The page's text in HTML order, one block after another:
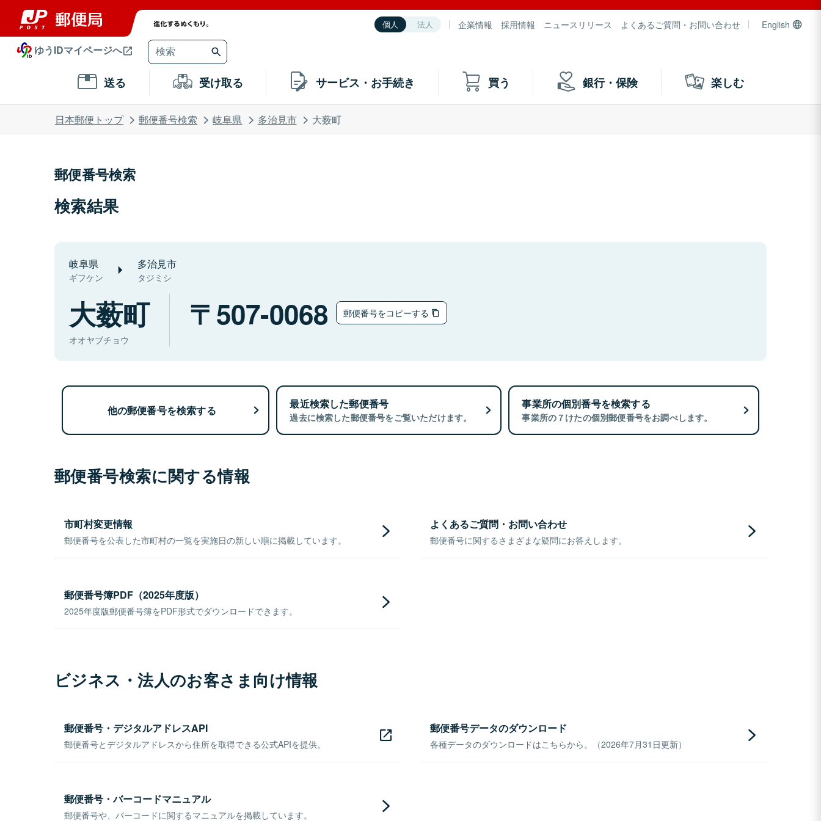
個人 法人 企業情報 採用情報 ニュースリリース よくあるご質問・お問い合わせ English
ゆうIDマイページへ
送る 受け取る サービス・お手続き 買う 銀行・保険 楽しむ
日本郵便トップ 郵便番号検索 岐阜県 多治見市 大薮町
郵便番号検索
検索結果
岐阜県
ギフケン
多治見市
タジミシ
大薮町
オオヤブチョウ
507-0068 郵便番号をコピーする
他の郵便番号を検索する 最近検索した郵便番号
過去に検索した郵便番号をご覧いただけます。
事業所の個別番号を検索する
事業所の７けたの個別郵便番号をお調べします。
郵便番号検索に関する情報
市町村変更情報
郵便番号を公表した市町村の一覧を実施日の新しい順に掲載しています。
よくあるご質問・お問い合わせ
郵便番号に関するさまざまな疑問にお答えします。
郵便番号簿PDF（2025年度版）
2025年度版郵便番号簿をPDF形式でダウンロードできます。
ビジネス・法人のお客さま向け情報
郵便番号・デジタルアドレスAPI
郵便番号とデジタルアドレスから住所を取得できる公式APIを提供。
郵便番号データのダウンロード
各種データのダウンロードはこちらから。（2026年7月31日更新）
郵便番号・バーコードマニュアル
郵便番号や、バーコードに関するマニュアルを掲載しています。